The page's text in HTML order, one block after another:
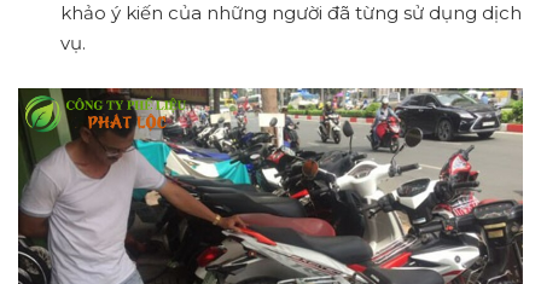
khảo ý kiến của những người đã từng sử dụng dịch
vụ.